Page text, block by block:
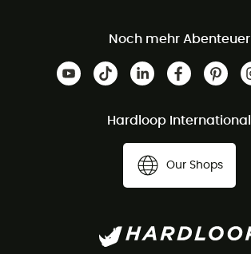
Noch mehr Abenteuer
Hardloop International
Our Shops